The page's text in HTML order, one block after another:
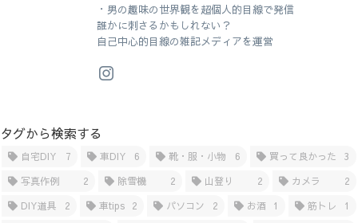
・男の趣味の世界観を超個人的目線で発信
誰かに刺さるかもしれない？
自己中心的目線の雑記メディアを運営
タグから検索する
自宅DIY 7 車DIY 6 靴・服・小物 6 買って良かった
3
写真作例
2 除雪機 2 山登り 2 カメラ
2
DIY道具
2 車tips 2 パソコン 2 お酒 1 筋トレ
1